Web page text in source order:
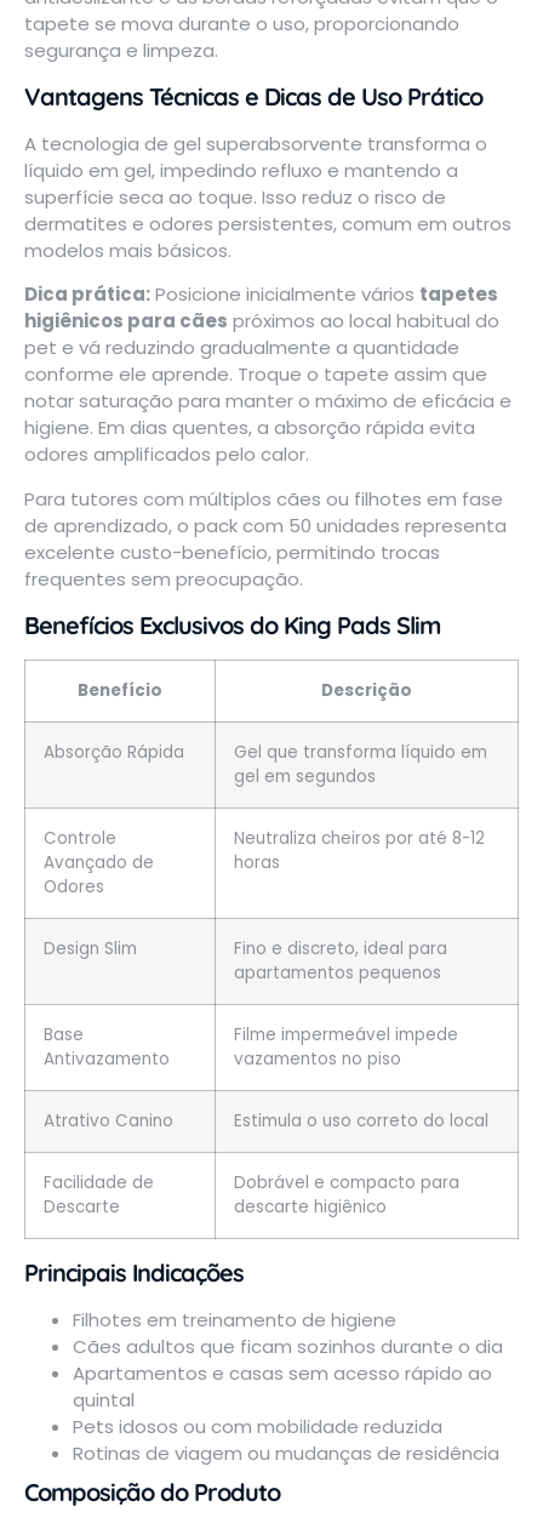
tapete se mova durante o uso, proporcionando
segurança e limpeza.
Vantagens Técnicas e Dicas de Uso Prático
A tecnologia de gel superabsorvente transforma o
líquido em gel, impedindo refluxo e mantendo a
superfície seca ao toque. Isso reduz o risco de
dermatites e odores persistentes, comum em outros
modelos mais básicos.
Dica prática:Posicione inicialmente vários tapetes
higiênicos para cães próximos ao local habitual do
pet e vá reduzindo gradualmente a quantidade
conforme ele aprende. Troque o tapete assim que
notar saturação para manter o máximo de eficácia e
higiene. Em dias quentes, a absorção rápida evita
odores amplificados pelo calor.
Para tutores com múltiplos cães ou filhotes em fase
de aprendizado, o pack com 50 unidades representa
excelente custo-benefício, permitindo trocas
frequentes sem preocupação.
Benefícios Exclusivos do King Pads Slim
Benefício Descrição
Absorção Rápida
Gel que transforma líquido em
gel em segundos
Controle
Avançado de
Odores
Neutraliza cheiros por até 8-12
horas
Design Slim
Fino e discreto, ideal para
apartamentos pequenos
Base
Antivazamento
Filme impermeável impede
vazamentos no piso
Atrativo Canino Estimula o uso correto do local
Facilidade de
Descarte
Dobrável e compacto para
descarte higiênico
Principais Indicações
Filhotes em treinamento de higiene
Cães adultos que ficam sozinhos durante o dia
Apartamentos e casas sem acesso rápido ao
quintal
Pets idosos ou com mobilidade reduzida
Rotinas de viagem ou mudanças de residência
Composição do Produto